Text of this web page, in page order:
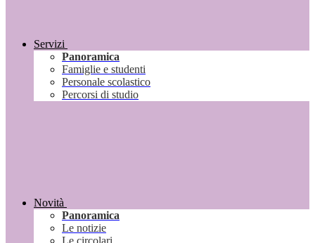
Servizi
Panoramica
Famiglie e studenti
Personale scolastico
Percorsi di studio
Novità
Panoramica
Le notizie